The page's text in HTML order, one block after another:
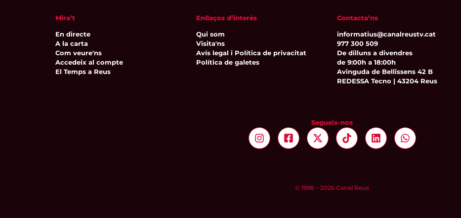
Mira’t
En directe
A la carta
Com veure'ns
Accedeix al compte
El Temps a Reus
Enllaços d’interès
Qui som
Visita'ns
Avís legal i Política de privacitat
Política de galetes
Contacta’ns
informatius@canalreustv.cat
977 300 509
De dilluns a divendres
de 9:00h a 18:00h
Avinguda de Bellissens 42 B
REDESSA Tecno | 43204 Reus
Segueix-nos
© 1998 – 2026 Canal Reus